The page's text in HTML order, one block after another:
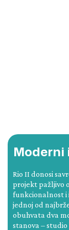
Rio II donosi
projekt pažljivo
funkcionalnost i
jednoj od
obuhvata dva
stanova – studio